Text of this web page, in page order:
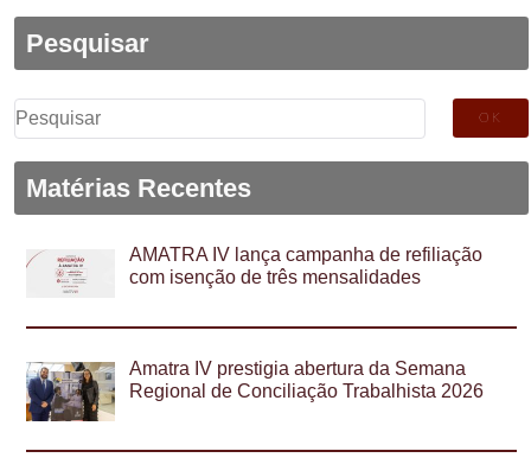
Pesquisar
Pesquisar
por:
Matérias Recentes
AMATRA IV lança campanha de refiliação
com isenção de três mensalidades
Amatra IV prestigia abertura da Semana
Regional de Conciliação Trabalhista 2026